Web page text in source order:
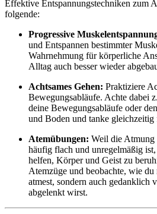
Effektive Entspannungstechniken zum
folgende:
Progressive
und Entspannen bestimmter
Wahrnehmung für körperliche
Alltag auch besser wieder
Achtsames Gehen: Praktiziere
Bewegungsabläufe. Achte dabei
deine Bewegungsabläufe oder
und Boden und tanke
Atemübungen: Weil die Atmung
häufig flach und unregelmäßig
helfen, Körper und Geist zu
Atemzüge und beobachte, wie
atmest, sondern auch gedanklich
abgelenkt wirst.